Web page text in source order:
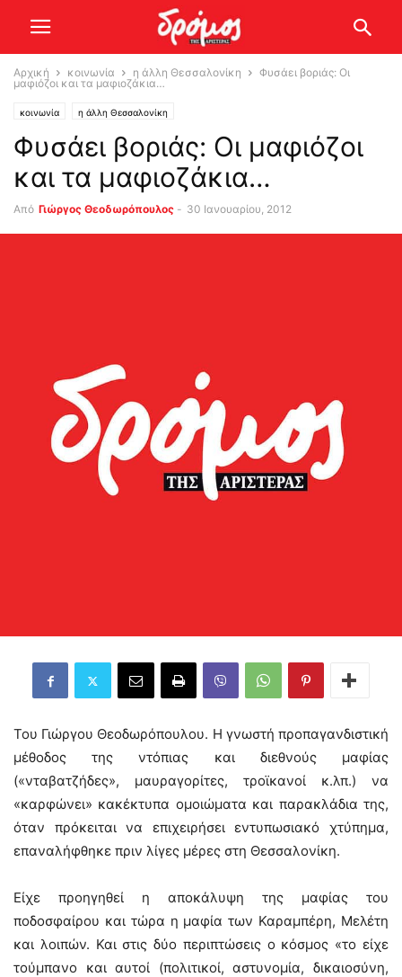
Αρχική κοινωνία η άλλη Θεσσαλονίκη
Φυσάει βοριάς: Οι
μαφιόζοι και τα μαφιοζάκια…
κοινωνία η άλλη Θεσσαλονίκη
Φυσάει βοριάς: Οι μαφιόζοι
και τα μαφιοζάκια…
Από Γιώργος Θεοδωρόπουλος - 30 Ιανουαρίου, 2012
Του Γιώργου Θεοδωρόπουλου. Η γνωστή προπαγανδιστική
μέθοδος της ντόπιας και διεθνούς μαφίας
(«νταβατζήδες», μαυραγορίτες, τροϊκανοί κ.λπ.) να
«καρφώνει» κακέκτυπα ομοιώματα και παρακλάδια της,
όταν πρόκειται να επιχειρήσει εντυπωσιακό χτύπημα,
επαναλήφθηκε πριν λίγες μέρες στη Θεσσαλονίκη.
Είχε προηγηθεί η αποκάλυψη της μαφίας του
ποδοσφαίρου και τώρα η μαφία των Καραμπέρη, Μελέτη
και λοιπών. Και στις δύο περιπτώσεις ο κόσμος «το είχε
τούμπανο και αυτοί (πολιτικοί, αστυνομία, δικαιοσύνη,